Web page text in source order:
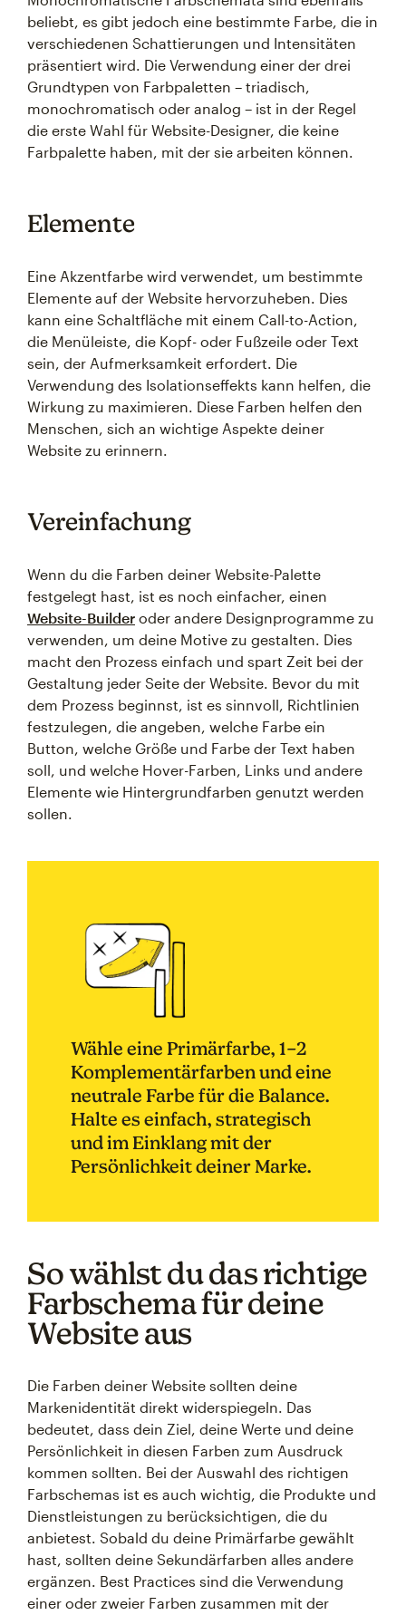
beliebt, es gibt jedoch eine bestimmte Farbe, die in
verschiedenen Schattierungen und Intensitäten
präsentiert wird. Die Verwendung einer der drei
Grundtypen von Farbpaletten – triadisch,
monochromatisch oder analog – ist in der Regel
die erste Wahl für Website-Designer, die keine
Farbpalette haben, mit der sie arbeiten können.
Elemente
Eine Akzentfarbe wird verwendet, um bestimmte
Elemente auf der Website hervorzuheben. Dies
kann eine Schaltfläche mit einem Call-to-Action,
die Menüleiste, die Kopf- oder Fußzeile oder Text
sein, der Aufmerksamkeit erfordert. Die
Verwendung des Isolationseffekts kann helfen, die
Wirkung zu maximieren. Diese Farben helfen den
Menschen, sich an wichtige Aspekte deiner
Website zu erinnern.
Vereinfachung
Wenn du die Farben deiner Website-Palette
festgelegt hast, ist es noch einfacher, einen
Website-Builder oder andere Designprogramme zu
verwenden, um deine Motive zu gestalten. Dies
macht den Prozess einfach und spart Zeit bei der
Gestaltung jeder Seite der Website. Bevor du mit
dem Prozess beginnst, ist es sinnvoll, Richtlinien
festzulegen, die angeben, welche Farbe ein
Button, welche Größe und Farbe der Text haben
soll, und welche Hover-Farben, Links und andere
Elemente wie Hintergrundfarben genutzt werden
sollen.
Wähle eine Primärfarbe, 1–2
Komplementärfarben und eine
neutrale Farbe für die Balance.
Halte es einfach, strategisch
und im Einklang mit der
Persönlichkeit deiner Marke.
So wählst du das richtige
Farbschema für deine
Website aus
Die Farben deiner Website sollten deine
Markenidentität direkt widerspiegeln. Das
bedeutet, dass dein Ziel, deine Werte und deine
Persönlichkeit in diesen Farben zum Ausdruck
kommen sollten. Bei der Auswahl des richtigen
Farbschemas ist es auch wichtig, die Produkte und
Dienstleistungen zu berücksichtigen, die du
anbietest. Sobald du deine Primärfarbe gewählt
hast, sollten deine Sekundärfarben alles andere
ergänzen. Best Practices sind die Verwendung
einer oder zweier Farben zusammen mit der